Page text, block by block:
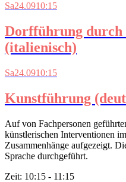
Sa24.0910:15
Dorfführung durch
(italienisch)
Sa24.0910:15
Kunstführung
Auf von Fachpersonen
künstlerischen Interventionen
Zusammenhänge aufgezeigt.
Sprache durchgeführt.
Zeit: 10:15 - 11:15